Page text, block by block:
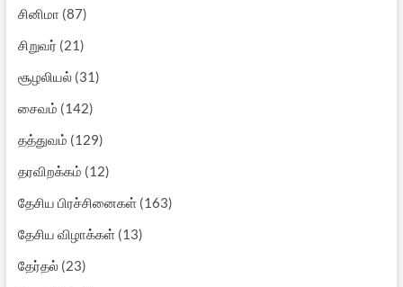
சினிமா (87)
சிறுவர் (21)
சூழலியல்(31)
சைவம் (142)
தத்துவம் (129)
தரவிறக்கம் (12)
தேசிய பிரச்சினைகள்(163)
தேசிய விழாக்கள்(13)
தேர்தல்(23)